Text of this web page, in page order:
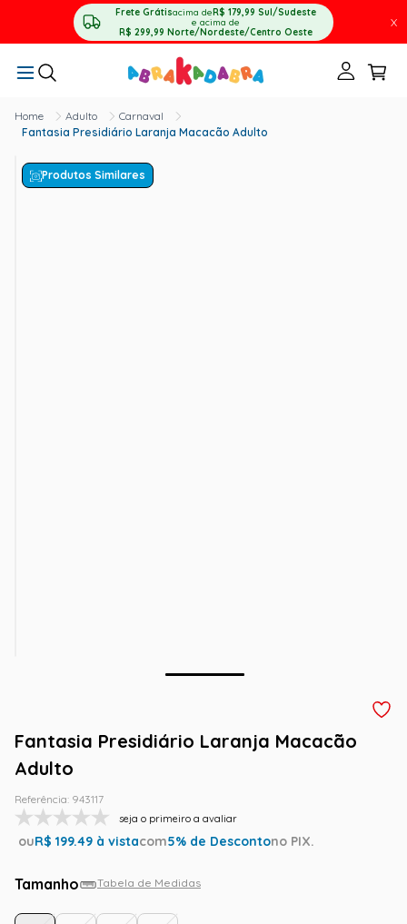
Frete Grátisacima deR$ 179,99 Sul/Sudeste
e acima de
R$ 299,99 Norte/Nordeste/Centro Oeste
X
Adulto
Carnaval
Fantasia Presidiário Laranja Macacão Adulto
Produtos Similares
Fantasia Presidiário Laranja Macacão
Adulto
Referência: 943117
seja o primeiro a avaliar
ouR$ 199.49 à vistacom5% de Descontono PIX.
Tamanho Tabela de Medidas